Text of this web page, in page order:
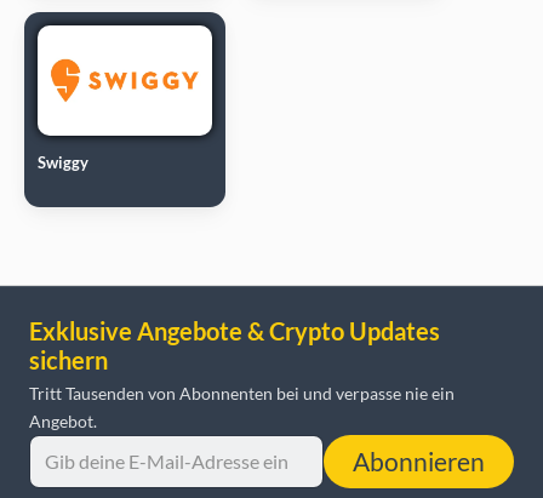
Swiggy
Exklusive Angebote & Crypto Updates
sichern
Tritt Tausenden von Abonnenten bei und verpasse nie ein
Angebot.
Abonnieren